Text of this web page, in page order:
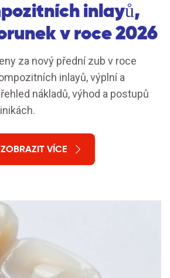
inlayů,
v roce 2026
za nový přední zub v roce
inlayů, výplní a
nákladů, výhod a postupů
ZOBRAZIT VÍCE